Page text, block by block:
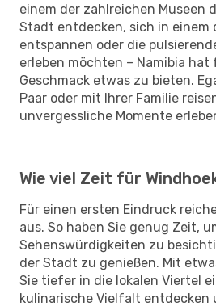
einem der zahlreichen Museen
Stadt entdecken, sich in einem
entspannen oder die
erleben möchten – Namibia hat
Geschmack etwas zu bieten.
Paar oder mit Ihrer Familie
unvergessliche Momente
Wie viel Zeit für
Für einen ersten Eindruck
aus. So haben Sie genug Zeit,
Sehenswürdigkeiten zu
der Stadt zu genießen. Mit
Sie tiefer in die lokalen Viertel
kulinarische Vielfalt entdecken